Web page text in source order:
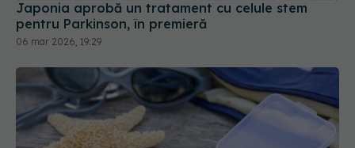
06 mar 2026, 19:29